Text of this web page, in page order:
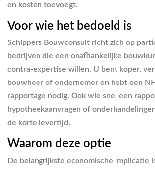
en kosten toevoegt.
Voor wie het bedoeld is
Schippers Bouwconsult richt zich op
bedrijven die een onafhankelijke
contra-expertise willen. U bent koper,
bouwheer of ondernemer en hebt een
rapportage nodig. Ook wie snel een
hypotheekaanvragen of
de korte levertijd.
Waarom deze optie
De belangrijkste economische implicatie